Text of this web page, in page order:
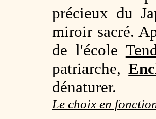
précieux du
miroir sacré.
de l'école
patriarche,
dénaturer.
Le choix en